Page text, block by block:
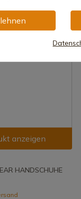
anzeigen
HANDSCHUHE